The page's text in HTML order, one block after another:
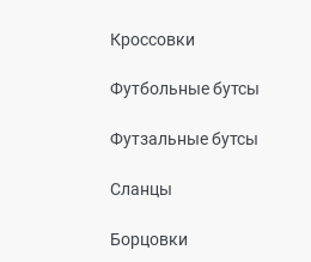
Кроссовки
Футбольные бутсы
Футзальные бутсы
Сланцы
Борцовки